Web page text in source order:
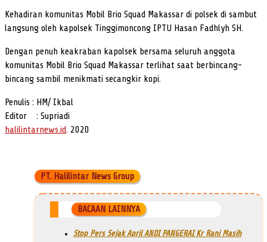
Kehadiran komunitas Mobil Brio Squad Makassar di polsek di sambut
langsung oleh kapolsek Tinggimoncong IPTU Hasan Fadhlyh SH.
Dengan penuh keakraban kapolsek bersama seluruh anggota
komunitas Mobil Brio Squad Makassar terlihat saat berbincang-
bincang sambil menikmati secangkir kopi.
Penulis : HM/ Ikbal
Editor : Supriadi
halilintarnews.id. 2020
PT. Halilintar News Group
BACAAN LAINNYA
Stop Pers Sejak April ANDI PANGERAI Kr Rani Masih